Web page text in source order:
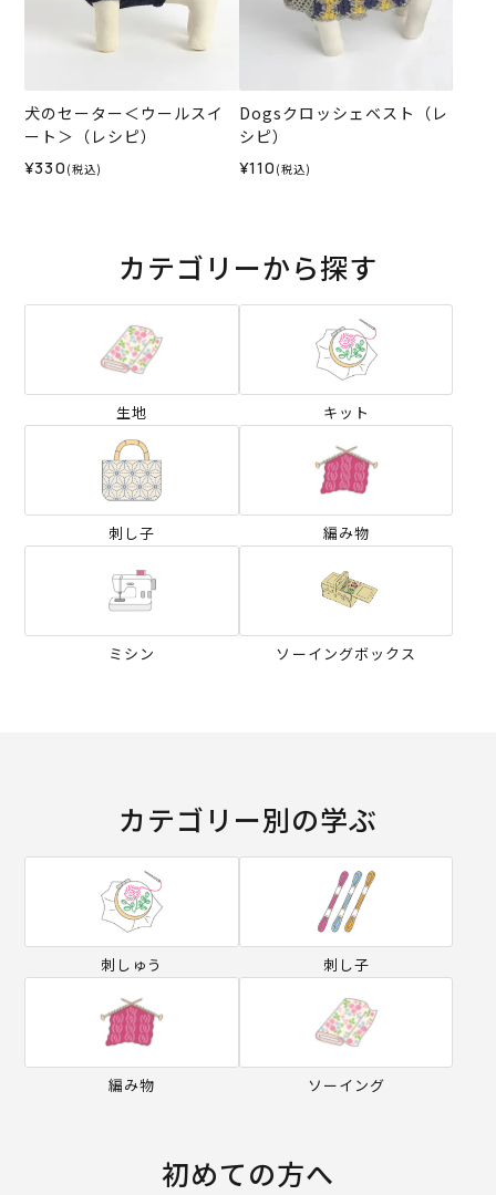
犬のセーター＜ウールスイ
ート＞（レシピ）
¥330 (税込)
Dogsクロッシェベスト（レ
シピ）
¥110 (税込)
カテゴリーから探す
生地 キット
刺し子 編み物
ミシン ソーイングボックス
カテゴリー別の学ぶ
刺しゅう 刺し子
編み物 ソーイング
初めての方へ